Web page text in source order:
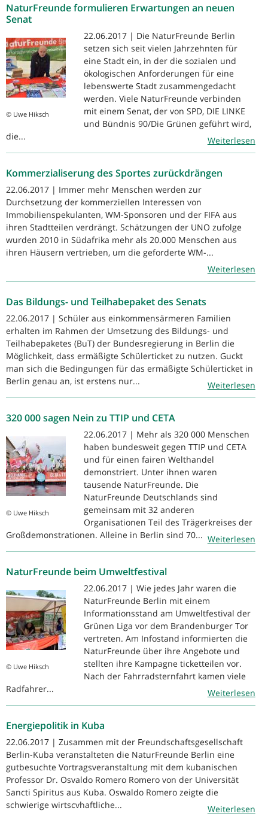
NaturFreunde formulieren Erwartungen an neuen
Senat
© Uwe Hiksch
22.06.2017 | Die NaturFreunde Berlin
setzen sich seit vielen Jahrzehnten für
eine Stadt ein, in der die sozialen und
ökologischen Anforderungen für eine
lebenswerte Stadt zusammengedacht
werden. Viele NaturFreunde verbinden
mit einem Senat, der von SPD, DIE LINKE
und Bündnis 90/Die Grünen geführt wird,
die...
Weiterlesen
Kommerzialiserung des Sportes zurückdrängen
22.06.2017 | Immer mehr Menschen werden zur
Durchsetzung der kommerziellen Interessen von
Immobilienspekulanten, WM-Sponsoren und der FIFA aus
ihren Stadtteilen verdrängt. Schätzungen der UNO zufolge
wurden 2010 in Südafrika mehr als 20.000 Menschen aus
ihren Häusern vertrieben, um die geforderte WM-...
Weiterlesen
Das Bildungs- und Teilhabepaket des Senats
22.06.2017 | Schüler aus einkommensärmeren Familien
erhalten im Rahmen der Umsetzung des Bildungs- und
Teilhabepaketes (BuT) der Bundesregierung in Berlin die
Möglichkeit, dass ermäßigte Schülerticket zu nutzen. Guckt
man sich die Bedingungen für das ermäßigte Schülerticket in
Berlin genau an, ist erstens nur...
Weiterlesen
320 000 sagen Nein zu TTIP und CETA
© Uwe Hiksch
22.06.2017 | Mehr als 320 000 Menschen
haben bundesweit gegen TTIP und CETA
und für einen fairen Welthandel
demonstriert. Unter ihnen waren
tausende NaturFreunde. Die
NaturFreunde Deutschlands sind
gemeinsam mit 32 anderen
Organisationen Teil des Trägerkreises der
Großdemonstrationen. Alleine in Berlin sind 70... Weiterlesen
NaturFreunde beim Umweltfestival
© Uwe Hiksch
22.06.2017 | Wie jedes Jahr waren die
NaturFreunde Berlin mit einem
Informationsstand am Umweltfestival der
Grünen Liga vor dem Brandenburger Tor
vertreten. Am Infostand informierten die
NaturFreunde über ihre Angebote und
stellten ihre Kampagne ticketteilen vor.
Nach der Fahrradsternfahrt kamen viele
Radfahrer...
Weiterlesen
Energiepolitik in Kuba
22.06.2017 | Zusammen mit der Freundschaftsgesellschaft
Berlin-Kuba veranstalteten die NaturFreunde Berlin eine
gutbesuchte Vortragsveranstaltung mit dem kubanischen
Professor Dr. Osvaldo Romero Romero von der Universität
Sancti Spiritus aus Kuba. Oswaldo Romero zeigte die
schwierige wirtscvhaftliche...
Weiterlesen